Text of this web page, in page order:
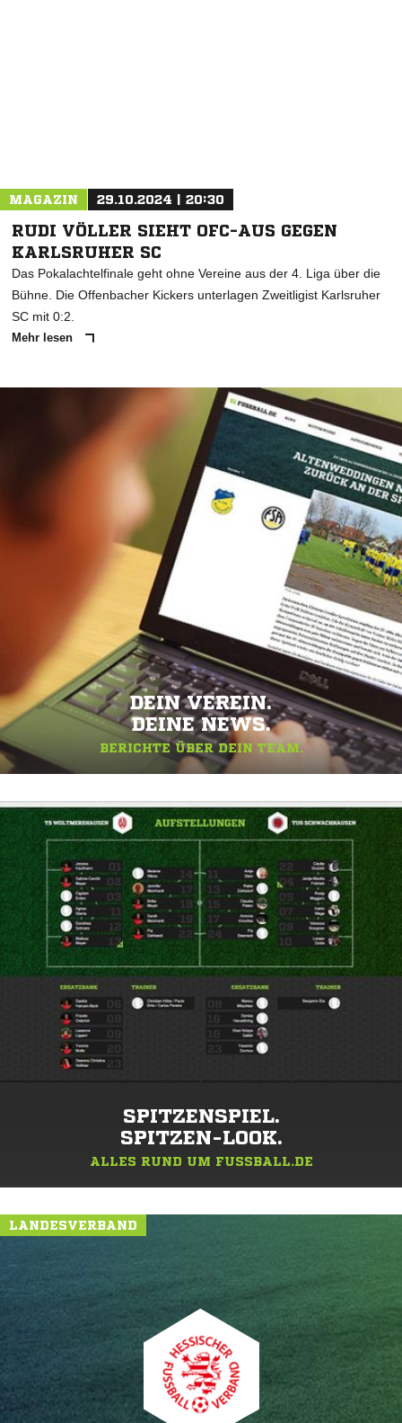
MAGAZIN 29.10.2024 | 20:30
RUDI VÖLLER SIEHT OFC-AUS GEGEN
KARLSRUHER SC
Das Pokalachtelfinale geht ohne Vereine aus der 4. Liga über die
Bühne. Die Offenbacher Kickers unterlagen Zweitligist Karlsruher
SC mit 0:2.
Mehr lesen
DEIN VEREIN.
DEINE NEWS.
BERICHTE ÜBER DEIN TEAM.
SPITZENSPIEL.
SPITZEN-LOOK.
ALLES RUND UM FUSSBALL.DE
LANDESVERBAND